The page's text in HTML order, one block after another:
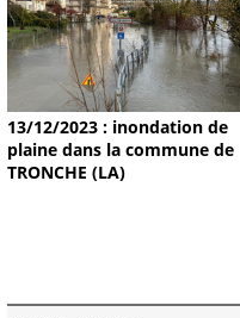
13/12/2023 : inondation de
plaine dans la commune de
TRONCHE (LA)